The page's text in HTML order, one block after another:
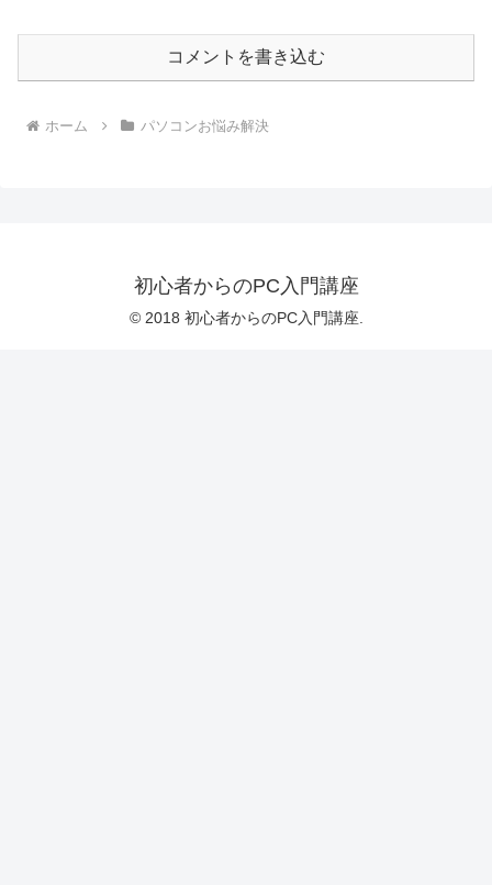
コメントを書き込む
ホーム パソコンお悩み解決
初心者からのPC入門講座
© 2018 初心者からのPC入門講座.